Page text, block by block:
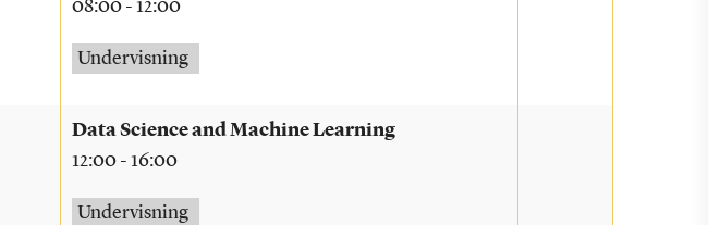
08:00 - 12:00
Undervisning
Data Science and Machine Learning
12:00 - 16:00
Undervisning